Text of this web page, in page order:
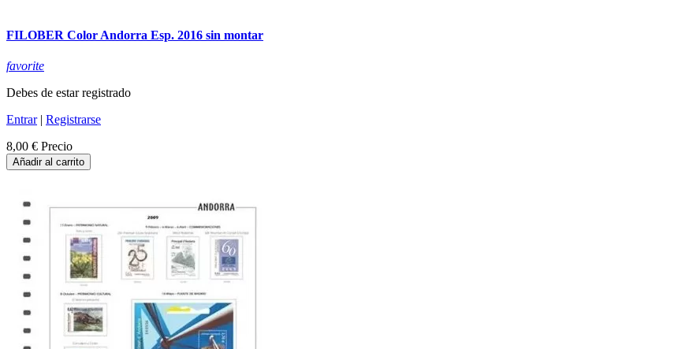
FILOBER Color Andorra Esp. 2016 sin montar
favorite
Debes de estar registrado
Entrar| Registrarse
8,00 € Precio
Añadir al carrito